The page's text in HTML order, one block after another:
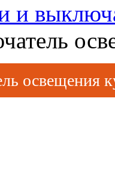
и
освещения